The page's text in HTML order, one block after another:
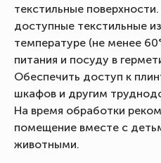
текстильные
доступные текстильные
температуре (не менее
питания и посуду в
Обеспечить доступ к
шкафов и другим
На время обработки
помещение вместе с
животными.